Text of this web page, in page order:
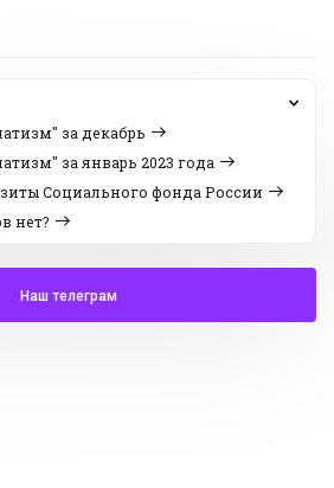
за декабрь
за январь 2023 года
Социального фонда России
нет?
Наш телеграм